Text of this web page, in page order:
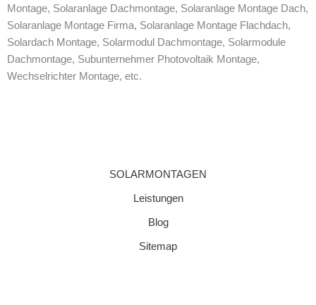
Montage, Solaranlage Dachmontage, Solaranlage Montage Dach,
Solaranlage Montage Firma, Solaranlage Montage Flachdach,
Solardach Montage, Solarmodul Dachmontage, Solarmodule
Dachmontage, Subunternehmer Photovoltaik Montage,
Wechselrichter Montage, etc.
SOLARMONTAGEN
Leistungen
Blog
Sitemap